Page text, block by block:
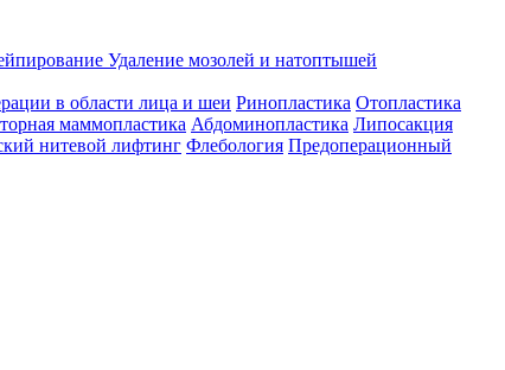
Удаление мозолей и натоптышей
в области лица и шеи Ринопластика Отопластика
маммопластика Абдоминопластика Липосакция
нитевой лифтинг Флебология Предоперационный